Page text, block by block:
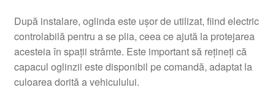
După instalare, oglinda este ușor de utilizat, fiind electric
controlabilă pentru a se plia, ceea ce ajută la protejarea
acesteia în spații strâmte. Este important să rețineți că
capacul oglinzii este disponibil pe comandă, adaptat la
culoarea dorită a vehiculului.